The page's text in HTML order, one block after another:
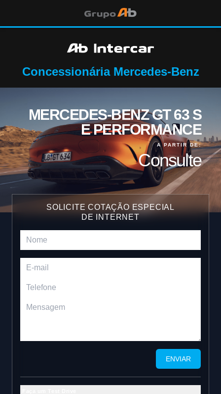
Concessionária Mercedes-Benz
SOLICITE COTAÇÃO ESPECIAL
DE INTERNET
ENVIAR
MERCEDES-BENZ GT 63 S
E PERFORMANCE
A PARTIR DE:
Consulte